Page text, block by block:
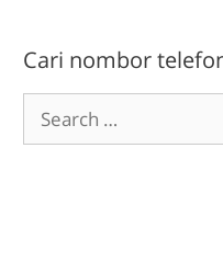
Cari nombor
Search
for: